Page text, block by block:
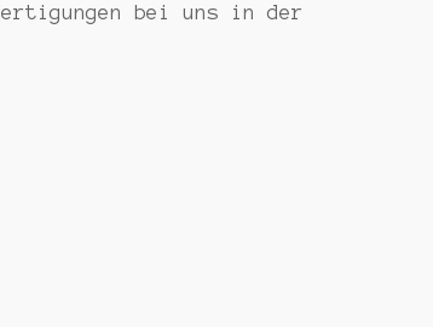
bei uns in der